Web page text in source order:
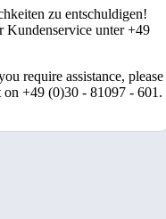
zu entschuldigen!
Kundenservice unter +49
require assistance, please
+49 (0)30 - 81097 - 601.